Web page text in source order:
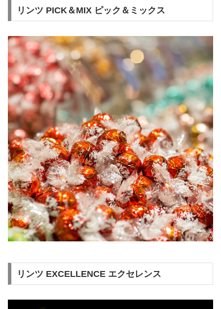
リンツ PICK＆MIX ピック＆ミックス
リンツ EXCELLENCE エクセレンス